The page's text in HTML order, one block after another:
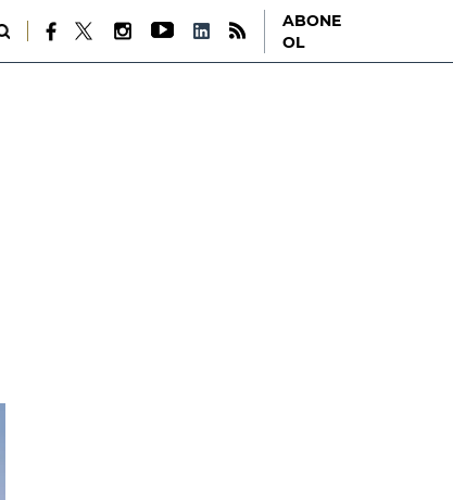
ABONE
OL